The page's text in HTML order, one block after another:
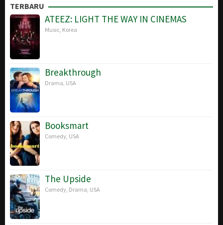
TERBARU
ATEEZ: LIGHT THE WAY IN CINEMAS
Music Korea
Breakthrough
Drama USA
Booksmart
Comedy USA
The Upside
Comedy Drama USA